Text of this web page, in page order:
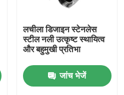
लचीला डिजाइन स्टेनलेस
स्टील नली उत्कृष्ट स्थायित्व
और बहुमुखी प्रतिभा
जांच भेजें